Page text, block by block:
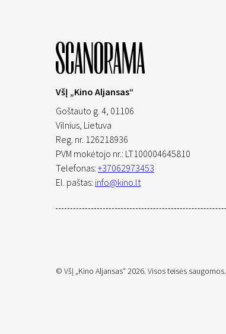
VšĮ „Kino Aljansas“
Goštauto g. 4, 01106
Vilnius, Lietuva
Reg. nr. 126218936
PVM mokėtojo nr.: LT100004645810
Telefonas: +37062973453
El. paštas: info@kino.lt
© VšĮ „Kino Aljansas“ 2026. Visos teisės saugomos.